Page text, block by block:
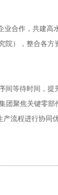
业合作，共建高
院），整合各方
间等待时间，提
团聚焦关键零
产流程进行协同